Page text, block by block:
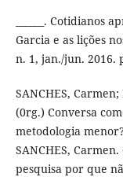
______. Cotidianos
Garcia e as lições
n. 1, jan./jun. 2016.
SANCHES, Carmen;
(0rg.) Conversa
metodologia
SANCHES,
pesquisa por que